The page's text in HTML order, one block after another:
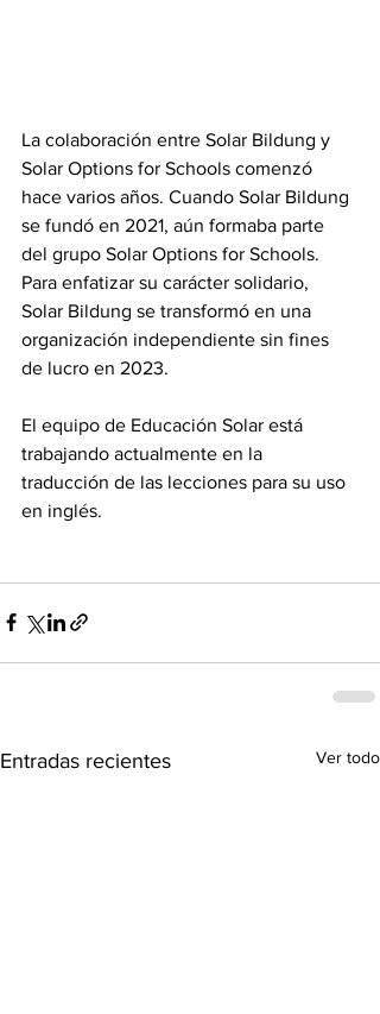
La colaboración entre Solar Bildung y
Solar Options for Schools comenzó
hace varios años. Cuando Solar Bildung
se fundó en 2021, aún formaba parte
del grupo Solar Options for Schools.
Para enfatizar su carácter solidario,
Solar Bildung se transformó en una
organización independiente sin fines
de lucro en 2023.
El equipo de Educación Solar está
trabajando actualmente en la
traducción de las lecciones para su uso
en inglés.
Entradas recientes Ver todo